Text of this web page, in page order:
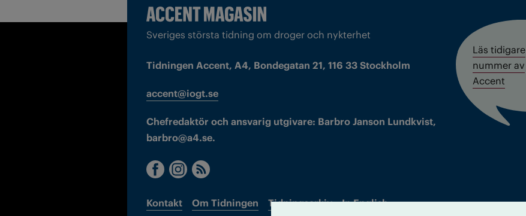
Sveriges största tidning om droger och nykterhet
Tidningen Accent, A4, Bondegatan 21, 116 33 Stockholm
accent@iogt.se
Chefredaktör och ansvarig utgivare: Barbro Janson Lundkvist,
barbro@a4.se.
Kontakt Om Tidningen Tidningsarkiv In English
Läs tidigare
nummer av
Accent